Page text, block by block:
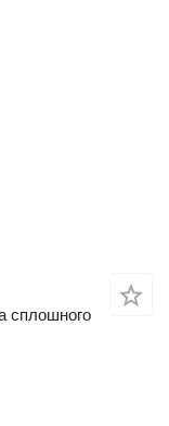
сплошного